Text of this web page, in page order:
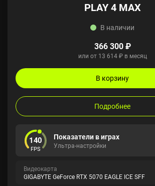
PLAY 4 MAX
В наличии
366 300 ₽
или от 13 614 ₽ в месяц
В корзину
Подробнее
140
FPS
Показатели в играх
Ультра-настройки
Видеокарта
GIGABYTE GeForce RTX 5070 EAGLE ICE SFF